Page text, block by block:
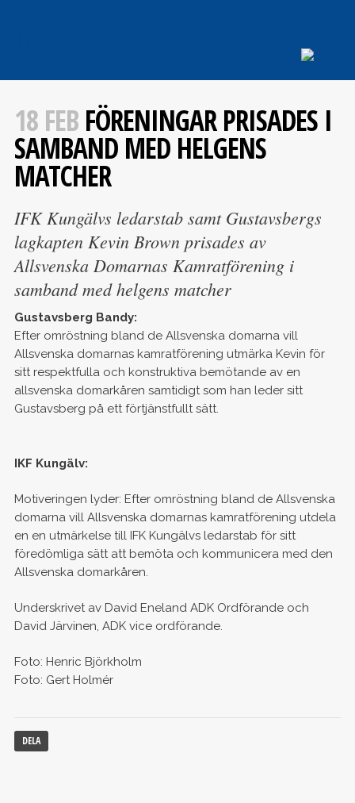
18 FEBFÖRENINGAR PRISADES I
SAMBAND MED HELGENS
MATCHER
IFK Kungälvs ledarstab samt Gustavsbergs
lagkapten Kevin Brown prisades av
Allsvenska Domarnas Kamratförening i
samband med helgens matcher
Gustavsberg Bandy:
Efter omröstning bland de Allsvenska domarna vill
Allsvenska domarnas kamratförening utmärka Kevin för
sitt respektfulla och konstruktiva bemötande av en
allsvenska domarkåren samtidigt som han leder sitt
Gustavsberg på ett förtjänstfullt sätt.
IKF Kungälv:
Motiveringen lyder: Efter omröstning bland de Allsvenska
domarna vill Allsvenska domarnas kamratförening utdela
en en utmärkelse till IFK Kungälvs ledarstab för sitt
föredömliga sätt att bemöta och kommunicera med den
Allsvenska domarkåren.
Underskrivet av David Eneland ADK Ordförande och
David Järvinen, ADK vice ordförande.
Foto: Henric Björkholm
Foto: Gert Holmér
DELA